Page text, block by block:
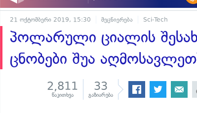
21 ოქტომბერი 2019, 15:30 მეცნიერება Sci-Tech
პოლარული ციალის
ცნობები შუა
2,811
წაკითხვა
33
გაზიარება